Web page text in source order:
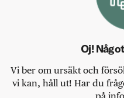
Oj!
Vi ber om ursäkt och
vi kan, håll ut! Har du